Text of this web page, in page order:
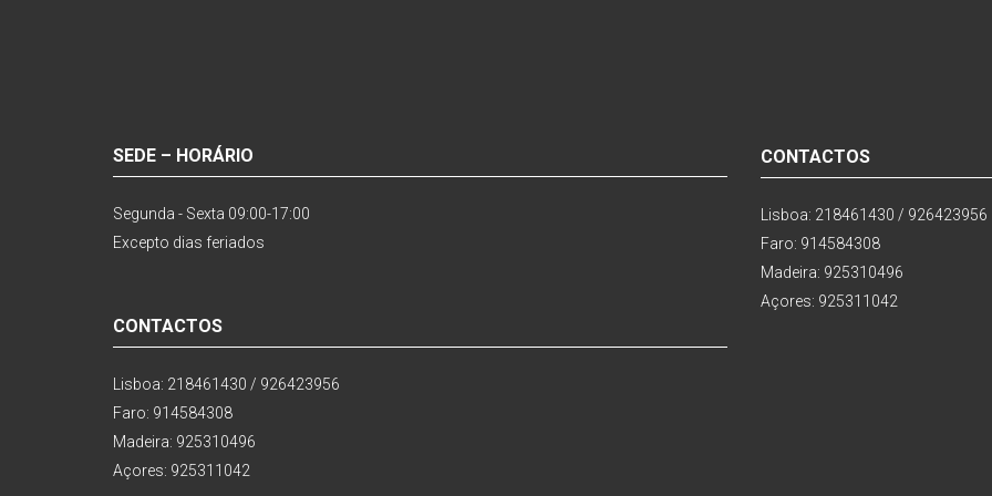
SEDE – HORÁRIO
Segunda - Sexta 09:00-17:00
Excepto dias feriados
CONTACTOS
Lisboa: 218461430 / 926423956
Faro: 914584308
Madeira: 925310496
Açores: 925311042
CONTACTOS
Lisboa: 218461430 / 926423956
Faro: 914584308
Madeira: 925310496
Açores: 925311042